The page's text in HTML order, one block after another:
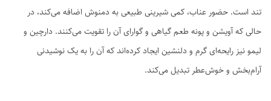
تند است. حضور عناب، کمی شیرینی طبیعی به دمنوش اضافه می‌کند، در
حالی که آویشن و پونه طعم گیاهی و گوارای آن را تقویت می‌کنند. دارچین و
لیمو نیز رایحه‌ای گرم و دلنشین ایجاد کرده‌اند که آن را به یک نوشیدنی
آرام‌بخش و خوش‌عطر تبدیل می‌کند.